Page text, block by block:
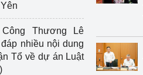
Thương Lê
nhiều nội dung
Tổ về dự án Luật